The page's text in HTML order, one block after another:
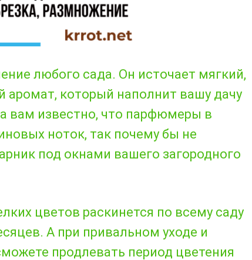
любого сада. Он источает мягкий,
аромат, который наполнит вашу дачу
вам известно, что парфюмеры в
ноток, так почему бы не
под окнами вашего загородного
цветов раскинется по всему саду
А при привальном уходе и
продлевать период цветения